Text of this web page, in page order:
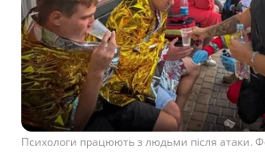
Психологи працюють з людьми після